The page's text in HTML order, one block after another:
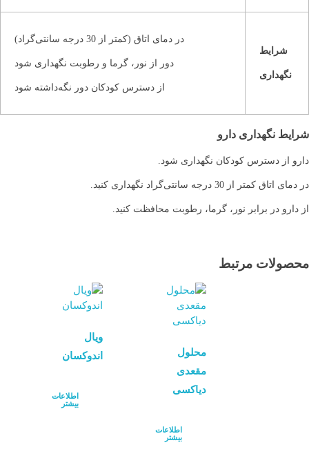
شرایط
نگهداری
در دمای اتاق (کمتر از 30 درجه سانتی‌گراد)
دور از نور، گرما و رطوبت نگهداری شود
از دسترس کودکان دور نگه‌داشته شود
شرایط نگهداری دارو
دارو از دسترس کودکان نگهداری شود.
در دمای اتاق کمتر از 30 درجه سانتی‌گراد نگهداری کنید.
از دارو در برابر نور، گرما، رطوبت محافظت کنید.
محصولات مرتبط
محلول
مقعدی
دیاکسی
اطلاعات
بیشتر
ویال
اندوکسان
اطلاعات
بیشتر